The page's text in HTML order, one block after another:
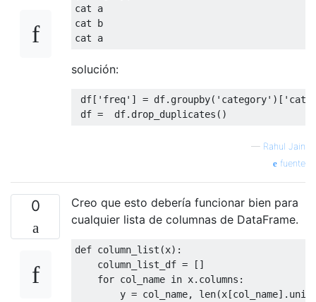
cat a
cat b
cat a
solución:
df[ 'freq' ] = df. groupby( 'category' )[
df =
  df
. drop_duplicates ()
— Rahul Jain
fuente
0
Creo que esto debería funcionar bien para
cualquier lista de columnas de DataFrame.
def column_list (x):
    column_list_df
=
[]
for col_name in x. columns :
        y
= col_name, len(x[col_name].